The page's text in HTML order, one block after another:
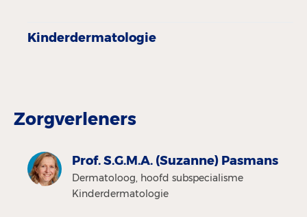
Kinderdermatologie
Zorgverleners
Prof. S.G.M.A. (Suzanne) Pasmans
Dermatoloog, hoofd subspecialisme
Kinderdermatologie